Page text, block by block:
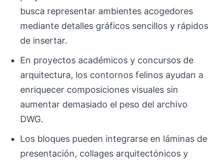
busca representar ambientes acogedores
mediante detalles gráficos sencillos y rápidos
de insertar.
En proyectos académicos y concursos de
arquitectura, los contornos felinos ayudan a
enriquecer composiciones visuales sin
aumentar demasiado el peso del archivo
DWG.
Los bloques pueden integrarse en láminas de
presentación, collages arquitectónicos y